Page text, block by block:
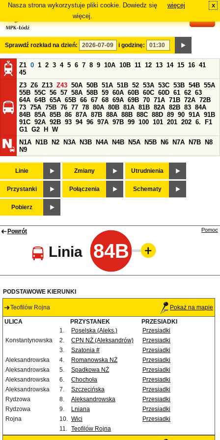
Nasza strona wykorzystuje pliki cookie. Dowiedz się
więcej.
więcej x
Sprawdź rozkład na dzień: i godzinę:
Z1 0 1 2 3 4 5 6 7 8 9 10A 10B 11 12 13 14 15 16 41
45
Z3 Z6 Z13 Z43 50A 50B 51A 51B 52 53A 53C 53B 54B 55A
55B 55C 56 57 58A 58B 59 60A 60B 60C 60D 61 62 63
64A 64B 65A 65B 66 67 68 69A 69B 70 71A 71B 72A 72B
73 75A 75B 76 77 78 80A 80B 81A 81B 82A 82B 83 84A
84B 85A 85B 86 87A 87B 88A 88B 88C 88D 89 90 91A 91B
91C 92A 92B 93 94 96 97A 97B 99 100 101 201 202 6.
F1
G1 G2 H
W
N1A
N1B N2 N3A N3B N4A N4B N5A N5B N6 N7A N7B
N8
N9
Linie Zmiany Utrudnienia
Przystanki Połączenia Schematy
Pobierz
Powrót
Linia 84B
Pomoc
PODSTAWOWE KIERUNKI
Teofilów Rojna Pokaż na mapie
ULICA PRZYSTANEK
PRZESIADKI
1.
Poselska (Aleks.)
Przesiadki
Konstantynowska
2. CPN NŻ (Aleksandrów)
Przesiadki
3.
Szatonia #
Przesiadki
Aleksandrowska
4. Romanowska NŻ
Przesiadki
Aleksandrowska
5. Spadkowa NŻ
Przesiadki
Aleksandrowska
6. Chochoła
Przesiadki
Aleksandrowska
7. Szczecińska
Przesiadki
Rydzowa
8. Aleksandrowska
Przesiadki
Rydzowa
9. Lniana
Przesiadki
Rojna
10. Wici
Przesiadki
11. Teofilów Rojna